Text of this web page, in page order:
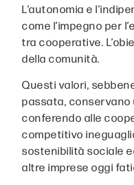
L’autonomia e
come l’impegno per
tra cooperative.
della comunità.
Questi valori,
passata, conservano
conferendo alle
competitivo
sostenibilità sociale
altre imprese oggi